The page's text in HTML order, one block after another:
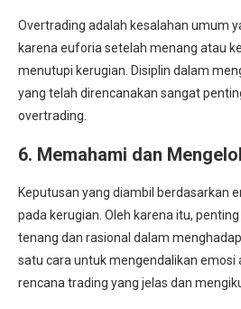
Overtrading adalah kesalahan umum
karena euforia setelah menang atau
menutupi kerugian. Disiplin dalam
yang telah direncanakan sangat
overtrading.
6. Memahami dan
Keputusan yang diambil berdasarkan
pada kerugian. Oleh karena itu,
tenang dan rasional dalam
satu cara untuk mengendalikan emosi
rencana trading yang jelas dan